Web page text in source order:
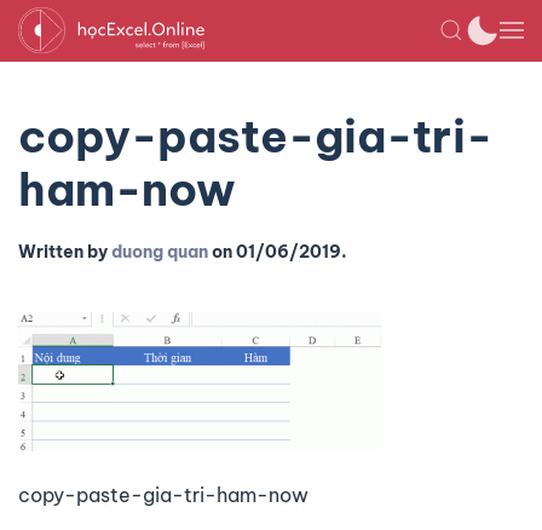
copy-paste-gia-tri-
ham-now
Written byduong quanon01/06/2019.
copy-paste-gia-tri-ham-now